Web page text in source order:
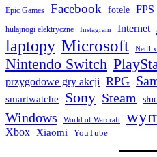
Epic Games Facebook fotele FPS
hulajnogi elektryczne Instagram Internet
laptopy Microsoft Netflix
Nintendo Switch
przygodowe gry akcji RPG
smartwatche Sony Steam
Windows World of Warcraft
Xbox Xiaomi YouTube